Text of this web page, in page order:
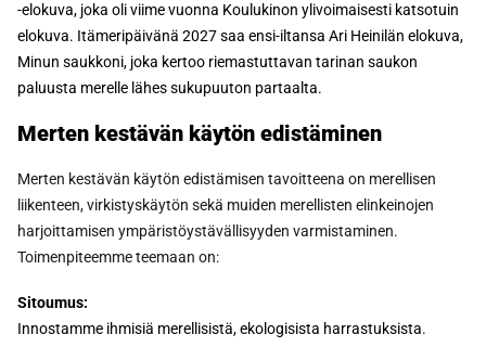
-elokuva, joka oli viime vuonna Koulukinon ylivoimaisesti katsotuin
elokuva. Itämeripäivänä 2027 saa ensi-iltansa Ari Heinilän elokuva,
Minun saukkoni, joka kertoo riemastuttavan tarinan saukon
paluusta merelle lähes sukupuuton partaalta.
Merten kestävän käytön edistäminen
Merten kestävän käytön edistämisen tavoitteena on merellisen
liikenteen, virkistyskäytön sekä muiden merellisten elinkeinojen
harjoittamisen ympäristöystävällisyyden varmistaminen.
Toimenpiteemme teemaan on:
Sitoumus:
Innostamme ihmisiä merellisistä, ekologisista harrastuksista.